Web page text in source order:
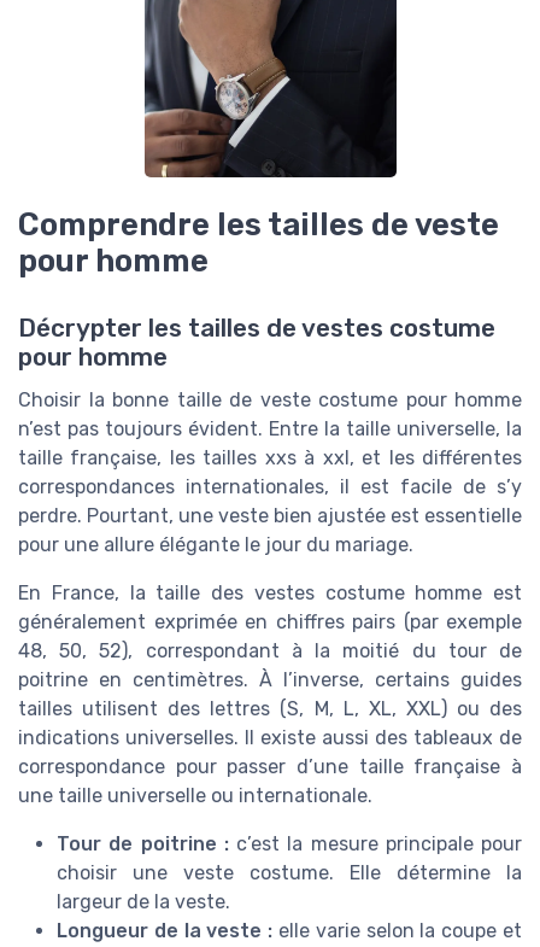
Comprendre les tailles de veste
pour homme
Décrypter les tailles de vestes costume
pour homme
Choisir la bonne taille de veste costume pour homme
n’est pas toujours évident. Entre la taille universelle, la
taille française, les tailles xxs à xxl, et les différentes
correspondances internationales, il est facile de s’y
perdre. Pourtant, une veste bien ajustée est essentielle
pour une allure élégante le jour du mariage.
En France, la taille des vestes costume homme est
généralement exprimée en chiffres pairs (par exemple
48, 50, 52), correspondant à la moitié du tour de
poitrine en centimètres. À l’inverse, certains guides
tailles utilisent des lettres (S, M, L, XL, XXL) ou des
indications universelles. Il existe aussi des tableaux de
correspondance pour passer d’une taille française à
une taille universelle ou internationale.
Tour de poitrine :c’est la mesure principale pour
choisir une veste costume. Elle détermine la
largeur de la veste.
Longueur de la veste : elle varie selon la coupe et